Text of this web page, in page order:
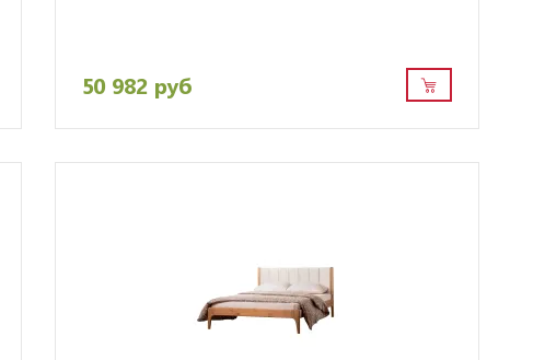
50 982 руб